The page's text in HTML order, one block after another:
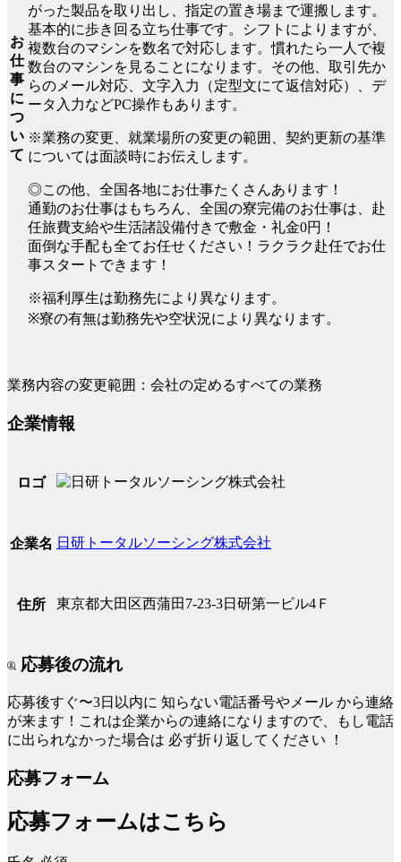
お
仕
事
に
つ
い
て
がった製品を取り出し、指定の置き場まで運搬します。
基本的に歩き回る立ち仕事です。シフトによりますが、
複数台のマシンを数名で対応します。慣れたら一人で複
数台のマシンを見ることになります。その他、取引先か
らのメール対応、文字入力（定型文にて返信対応）、デ
ータ入力などPC操作もあります。
※業務の変更、就業場所の変更の範囲、契約更新の基準
については面談時にお伝えします。
◎この他、全国各地にお仕事たくさんあります！
通勤のお仕事はもちろん、全国の寮完備のお仕事は、赴
任旅費支給や生活諸設備付きで敷金・礼金0円！
面倒な手配も全てお任せください！ラクラク赴任でお仕
事スタートできます！
※福利厚生は勤務先により異なります。
※寮の有無は勤務先や空状況により異なります。
業務内容の変更範囲：会社の定めるすべての業務
企業情報
ロゴ
企業名 日研トータルソーシング株式会社
住所 東京都大田区西蒲田7-23-3日研第一ビル4Ｆ
応募後の流れ
応募後すぐ〜3日以内に 知らない電話番号やメール から連絡
が来ます！これは企業からの連絡になりますので、もし電話
に出られなかった場合は 必ず折り返してください ！
応募フォーム
応募フォームはこちら